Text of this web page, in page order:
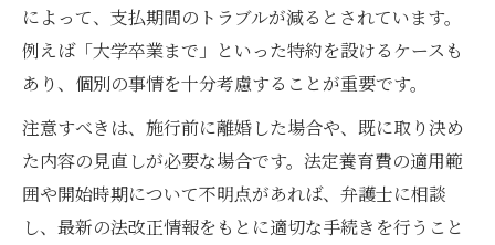
によって、支払期間のトラブルが減るとされています。
例えば「大学卒業まで」といった特約を設けるケースも
あり、個別の事情を十分考慮することが重要です。
注意すべきは、施行前に離婚した場合や、既に取り決め
た内容の見直しが必要な場合です。法定養育費の適用範
囲や開始時期について不明点があれば、弁護士に相談
し、最新の法改正情報をもとに適切な手続きを行うこと